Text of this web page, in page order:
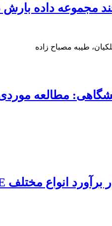
چند مجموعه داده
طیبه مصباح زاده
مطالعه